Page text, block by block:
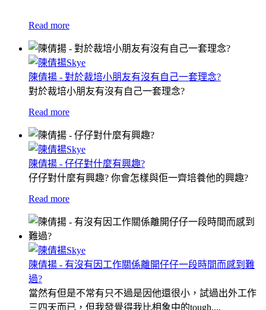
Read more
陳倩揚 - 對於裁培小朋友有沒有自己一套理念?
對於裁培小朋友有沒有自己一套理念?
Read more
陳倩揚 - 仔仔對什麼有興趣?
仔仔對什麼有興趣? 你會怎樣與佢一齊培養他的興趣?
Read more
陳倩揚 - 有沒有因工作關係離開仔仔一段時間而感到難
過?
當然有但是不常有只不過是因他還很小，試過出外工作
三四天而已，但我發覺得我比相象中的tough....